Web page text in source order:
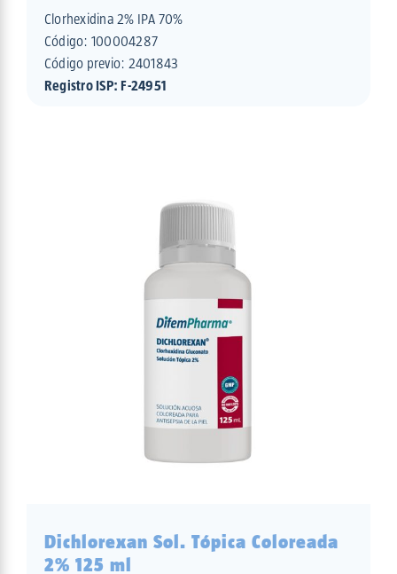
Clorhexidina 2% IPA 70%
Código: 100004287
Código previo: 2401843
Registro ISP: F-24951
Dichlorexan Sol. Tópica Coloreada
2% 125 ml